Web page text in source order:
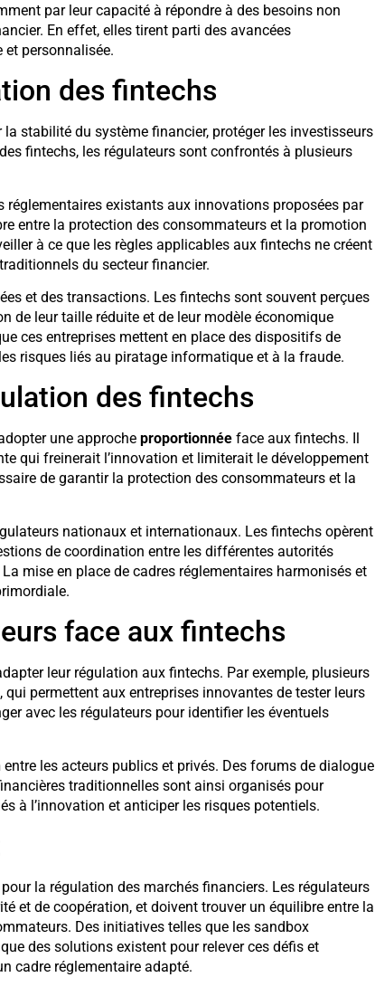
par leur capacité à répondre à des besoins non
En effet, elles tirent parti des avancées
personnalisée.
des fintechs
stabilité du système financier, protéger les investisseurs
fintechs, les régulateurs sont confrontés à plusieurs
réglementaires existants aux innovations proposées par
entre la protection des consommateurs et la promotion
à ce que les règles applicables aux fintechs ne créent
du secteur financier.
et des transactions. Les fintechs sont souvent perçues
de leur taille réduite et de leur modèle économique
ces entreprises mettent en place des dispositifs de
risques liés au piratage informatique et à la fraude.
des fintechs
une approche proportionnéeface aux fintechs. Il
qui freinerait l’innovation et limiterait le développement
de garantir la protection des consommateurs et la
nationaux et internationaux. Les fintechs opèrent
de coordination entre les différentes autorités
mise en place de cadres réglementaires harmonisés et
face aux fintechs
leur régulation aux fintechs. Par exemple, plusieurs
, qui permettent aux entreprises innovantes de tester leurs
avec les régulateurs pour identifier les éventuels
entre les acteurs publics et privés. Des forums de dialogue
traditionnelles sont ainsi organisés pour
à l’innovation et anticiper les risques potentiels.
la régulation des marchés financiers. Les régulateurs
et de coopération, et doivent trouver un équilibre entre la
Des initiatives telles que les sandbox
des solutions existent pour relever ces défis et
cadre réglementaire adapté.